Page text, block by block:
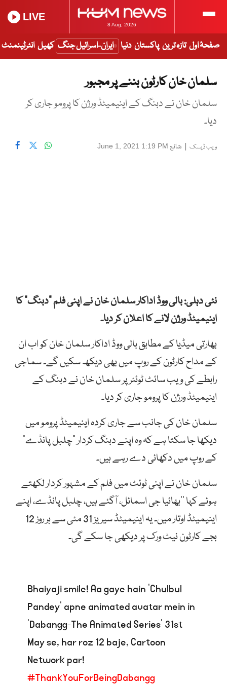
8 Aug, 2026
LIVE
صفحۂ اول تازہ ترین پاکستان دنیا ایران-اسرائیل جنگ کھیل انٹرٹینمنٹ
سلمان خان کارٹون بننے پر مجبور
سلمان خان نے دبنگ کے اینیمیٹڈ ورژن کا پرومو جاری کر
دیا۔
ویب ڈیسک | شائع June 1, 2021 1:19 PM
نئی دہلی: بالی ووڈ اداکار سلمان خان نے اپنی فلم “دبنگ” کا
اینیمیٹڈ ورژن لانے کا اعلان کر دیا۔
بھارتی میڈیا کے مطابق بالی ووڈ اداکار سلمان خان کو اب ان
کے مداح کارٹون کے روپ میں بھی دیکھ سکیں گے۔ سماجی
رابطے کی ویب سائٹ ٹوئٹر پر سلمان خان نے دبنگ کے
اینیمیٹڈ ورژن کا پرومو جاری کر دیا۔
سلمان خان کی جانب سے جاری کردہ اینیمیٹڈ پرومو میں
دیکھا جا سکتا ہے کہ وہ اپنے دبنگ کردار “چلبل پانڈے”
کے روپ میں دکھائی دے رہے ہیں۔
سلمان خان نے اپنی ٹوئٹ میں فلم کے مشہور کردار لکھتے
ہوئے کہا ’’بھائیا جی اسمائل، آگئے ہیں، چلبل پانڈے، اپنے
اینیمیٹڈ اوتار میں۔ یہ اینیمیٹڈ سیریز 31 مئی سے ہر روز 12
بجے کارٹون نیٹ ورک پر دیکھی جا سکے گی۔
Bhaiyaji smile! Aa gaye hain ‘Chulbul
Pandey’ apne animated avatar mein in
‘Dabangg-The Animated Series’ 31st
May se, har roz 12 baje, Cartoon
Network par!
#ThankYouForBeingDabangg